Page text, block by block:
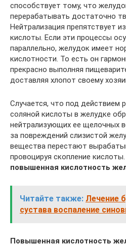
способствует тому, что
перерабатывать достаточно
Нейтрализация препятствует
кислоты. Если эти процессы
параллельно, желудок имеет
кислотности. То есть он
прекрасно выполняя
доставляя хлопот своему
Случается, что под действием
соляной кислоты в желудке
нейтрализующих ее щелочных
за повреждений слизистой
вещества перестают
провоцируя скопление
повышенная кислотность
Читайте также: Лечение
сустава воспаление
Повышенная кислотность